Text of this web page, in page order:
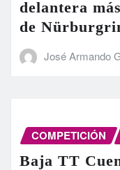
delantera
de
José Armando
COMPETICIÓN
Baja TT